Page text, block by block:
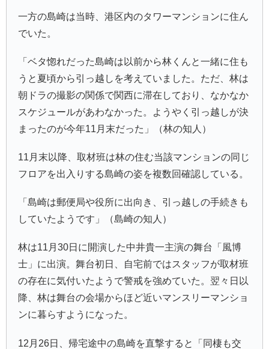
一方の島崎は当時、港区内のタワーマンションに住ん
でいた。
「ベタ惚れだった島崎は以前から林くんと一緒に住も
うと夏頃から引っ越しを考えていました。ただ、林は
朝ドラの撮影の関係で関西に滞在しており、なかなか
スケジュールがあわなかった。ようやく引っ越しが決
まったのが今年11月末だった」（林の知人）
11月末以降、取材班は林の住む当該マンションの同じ
フロアを出入りする島崎の姿を複数回確認している。
「島崎は郵便局や役所に出向き、引っ越しの手続きも
していたようです」（島崎の知人）
林は11月30日に開演した中井貴一主演の舞台「風博
士」に出演。舞台初日、自宅前ではスタッフが取材班
の存在に気付いたようで警戒を強めていた。翌々日以
降、林は舞台の会場からほど近いマンスリーマンショ
ンに暮らすようになった。
12月26日、帰宅途中の島崎を直撃すると「同棲も交